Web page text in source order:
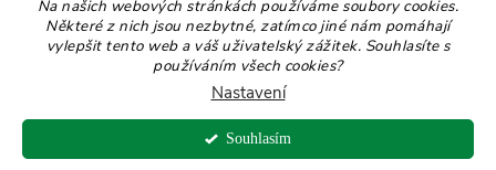
Na našich webových stránkách používáme soubory cookies.
Některé z nich jsou nezbytné, zatímco jiné nám pomáhají
vylepšit tento web a váš uživatelský zážitek. Souhlasíte s
používáním všech cookies?
Nastavení
Souhlasím
Pro nové dodavatele
Ekologické balení Moje objednávka
Copyright 2026Zdravoslav. Všechna práva vyhrazena.Upravit nastavení
cookies